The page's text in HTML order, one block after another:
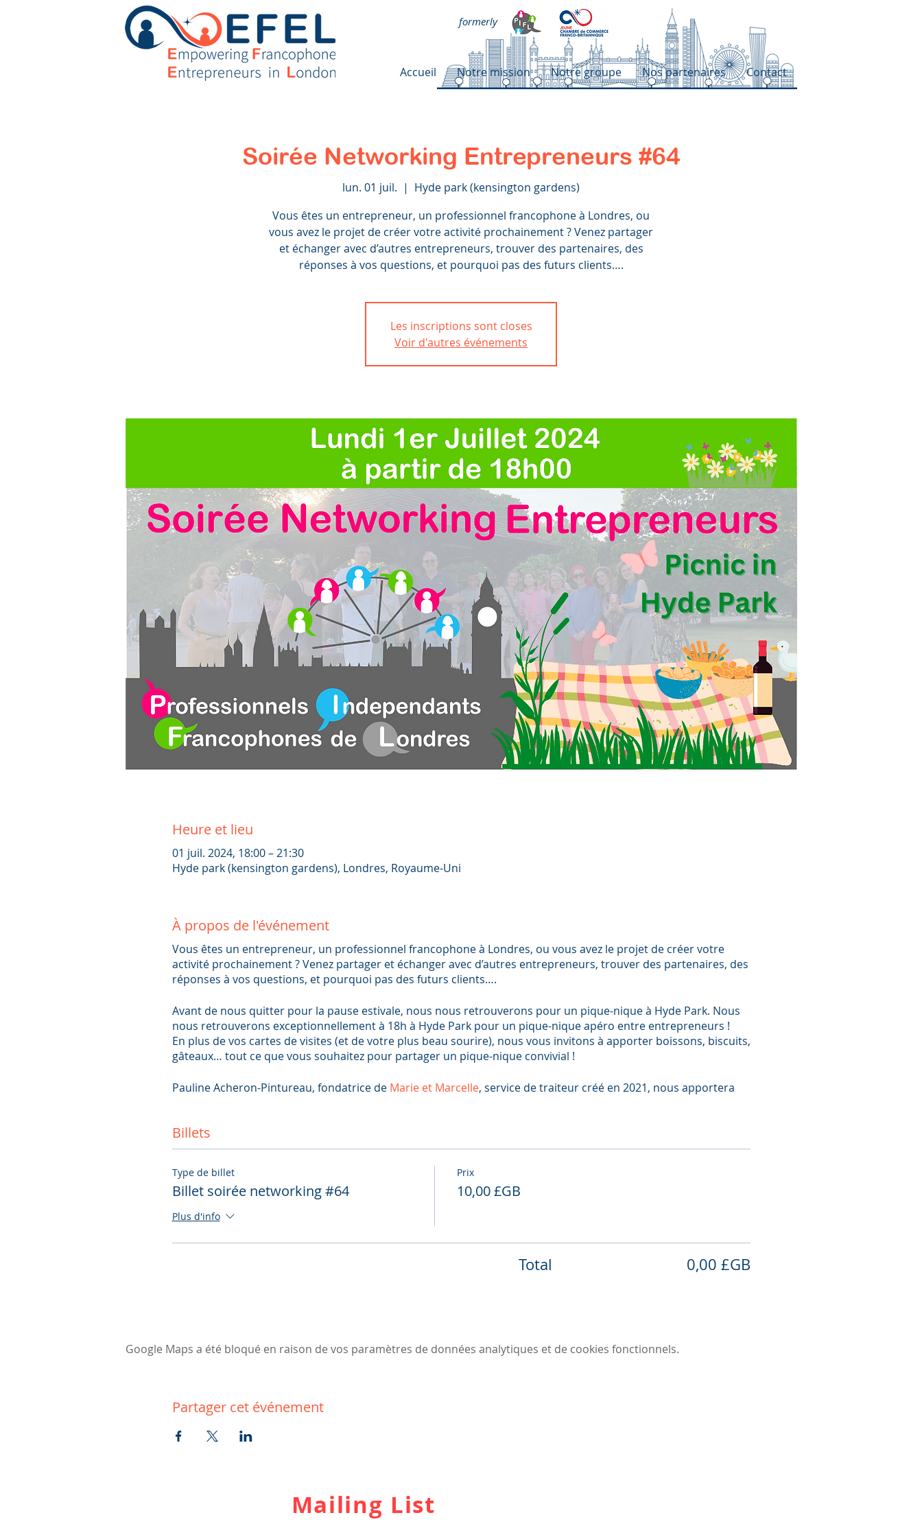
Accueil Notre mission Notre groupe Nos partenaires Contact
formerly
Soirée Networking Entrepreneurs #64
lun. 01 juil.
  |
Hyde park (kensington gardens)
Vous êtes un entrepreneur, un professionnel francophone à Londres, ou
vous avez le projet de créer votre activité prochainement ? Venez partager
et échanger avec d’autres entrepreneurs, trouver des partenaires, des
réponses à vos questions, et pourquoi pas des futurs clients….
Les inscriptions sont closes
Voir d'autres événements
Heure et lieu
01 juil. 2024, 18:00 – 21:30
Hyde park (kensington gardens), Londres, Royaume-Uni
À propos de l'événement
Vous êtes un entrepreneur, un professionnel francophone à Londres, ou vous avez le projet de créer votre
activité prochainement ? Venez partager et échanger avec d’autres entrepreneurs, trouver des partenaires, des
réponses à vos questions, et pourquoi pas des futurs clients….
Avant de nous quitter pour la pause estivale, nous nous retrouverons pour un pique-nique à Hyde Park. Nous
nous retrouverons exceptionnellement à 18h à Hyde Park pour un pique-nique apéro entre entrepreneurs !
En plus de vos cartes de visites (et de votre plus beau sourire), nous vous invitons à apporter boissons, biscuits,
gâteaux… tout ce que vous souhaitez pour partager un pique-nique convivial !
Pauline Acheron-Pintureau, fondatrice de Marie et Marcelle, service de traiteur créé en 2021, nous apportera
Et si la météo londonienne nous joue un tour ? Pas de panique ! Nous nous retrouverons dans un pub aux
alentours, si la pluie est annoncée. Vous recevrez alors un email pour confirmer le changement de lieu.
Nous espérons vous retrouver nombreux !
Cylia Rousset (organisatrice)
Infos :
📍Hyde Park / Kensington Gardens, en face de Kensington Palace et du “pond” (Métros à proximité : Bayswater /
ligne.
Billets
Type de billet
Billet soirée networking #64
Plus d'info
Prix
10,00 £GB
Total 0,00 £GB
Google Maps a été bloqué en raison de vos paramètres de données analytiques et de cookies fonctionnels.
Partager cet événement
Mailing List